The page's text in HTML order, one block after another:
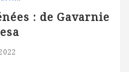
: de Gavarnie